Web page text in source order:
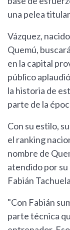
una pelea
Vázquez,
Quemú,
en la capital
público
la historia de
parte de la
Con su estilo,
el ranking
nombre de
atendido por
Fabián
"Con Fabián
parte técnica